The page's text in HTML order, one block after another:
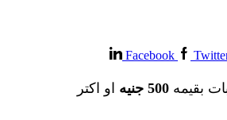
Facebook
بقيمه 500 جنيه او اكتر